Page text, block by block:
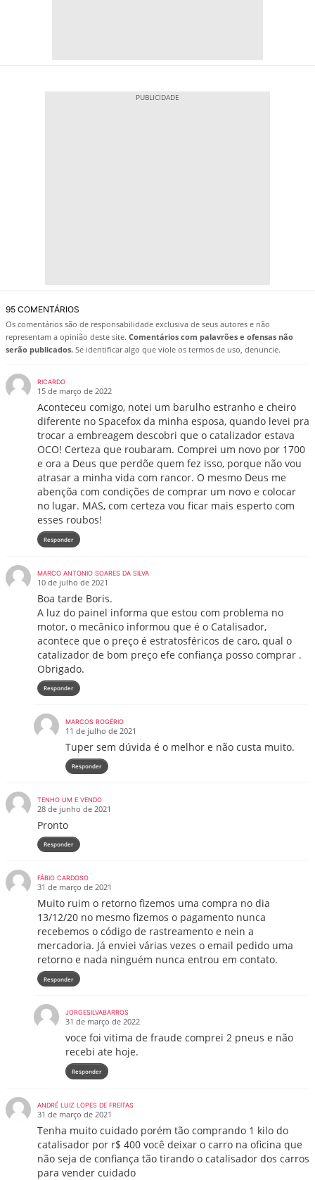
95 COMENTÁRIOS
Os comentários são de responsabilidade exclusiva de seus autores e não
representam a opinião deste site. Comentários com palavrões e ofensas não
serão publicados. Se identificar algo que viole os termos de uso, denuncie.
RICARDO
15 de março de 2022
Aconteceu comigo, notei um barulho estranho e cheiro
diferente no Spacefox da minha esposa, quando levei pra
trocar a embreagem descobri que o catalizador estava
OCO! Certeza que roubaram. Comprei um novo por 1700
e ora a Deus que perdõe quem fez isso, porque não vou
atrasar a minha vida com rancor. O mesmo Deus me
abençõa com condições de comprar um novo e colocar
no lugar. MAS, com certeza vou ficar mais esperto com
esses roubos!
Responder
MARCO ANTONIO SOARES DA SILVA
10 de julho de 2021
Boa tarde Boris.
A luz do painel informa que estou com problema no
motor, o mecânico informou que é o Catalisador,
acontece que o preço é estratosféricos de caro, qual o
catalizador de bom preço efe confiança posso comprar .
Obrigado.
Responder
MARCOS ROGÉRIO
11 de julho de 2021
Tuper sem dúvida é o melhor e não custa muito.
Responder
TENHO UM E VENDO
28 de junho de 2021
Pronto
Responder
FÁBIO CARDOSO
31 de março de 2021
Muito ruim o retorno fizemos uma compra no dia
13/12/20 no mesmo fizemos o pagamento nunca
recebemos o código de rastreamento e nein a
mercadoria. Já enviei várias vezes o email pedido uma
retorno e nada ninguém nunca entrou em contato.
Responder
JORGESILVABARROS
31 de março de 2022
voce foi vitima de fraude comprei 2 pneus e não
recebi ate hoje.
Responder
ANDRÉ LUIZ LOPES DE FREITAS
31 de março de 2021
Tenha muito cuidado porém tão comprando 1 kilo do
catalisador por r$ 400 você deixar o carro na oficina que
não seja de confiança tão tirando o catalisador dos carros
para vender cuidado